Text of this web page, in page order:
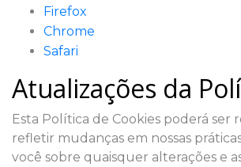
Firefox
Chrome
Safari
Atualizações da
Esta Política de Cookies poderá ser
refletir mudanças em nossas
você sobre quaisquer alterações e